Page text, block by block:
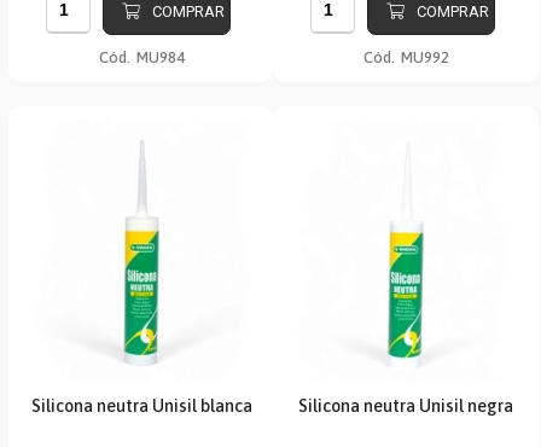
COMPRAR
Cód. MU984
COMPRAR
Cód. MU992
Silicona neutra Unisil blanca Silicona neutra Unisil negra